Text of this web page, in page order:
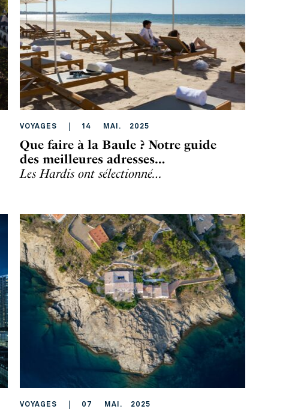
VOYAGES 14 MAI . 2025
Que faire à la Baule ? Notre guide
des meilleures adresses…
Les Hardis ont sélectionné…
VOYAGES 07 MAI . 2025